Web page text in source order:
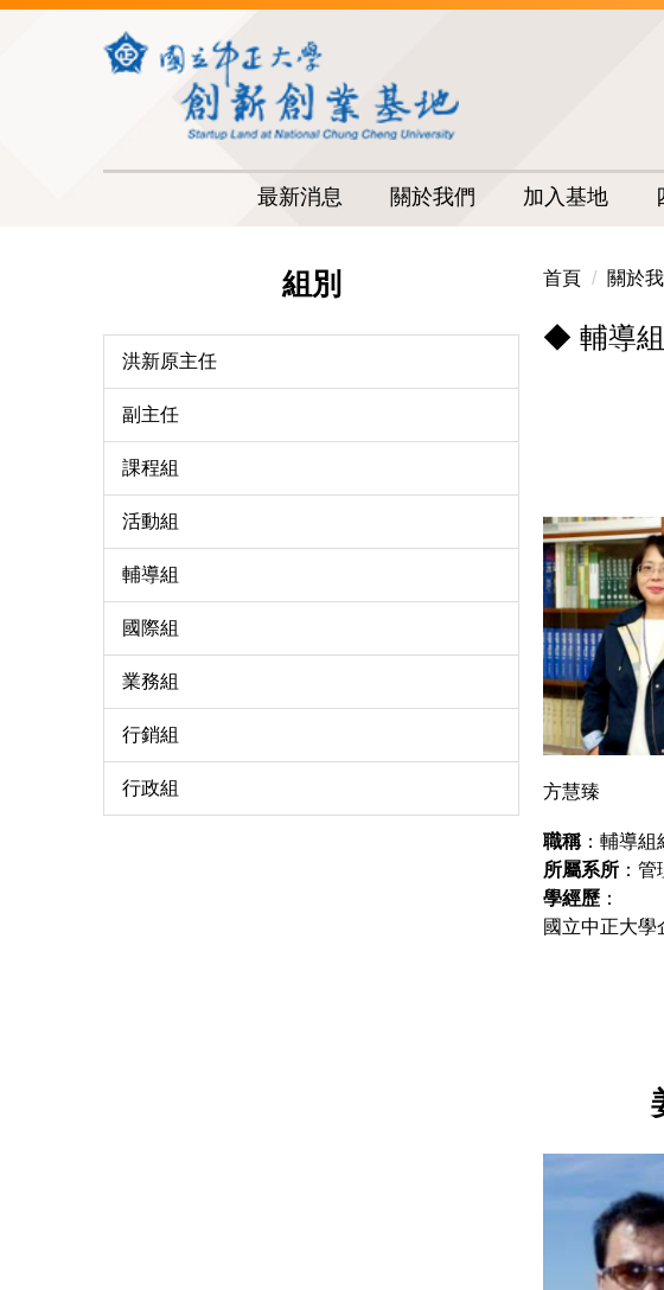
最新消息 關於我們 加入基地
組別
洪新原主任
副主任
課程組
活動組
輔導組
國際組
業務組
行銷組
行政組
首頁 關於
◆ 輔導組
方慧臻
職稱：輔導組
所屬系所 ：
學經歷 ：
國立中正大學